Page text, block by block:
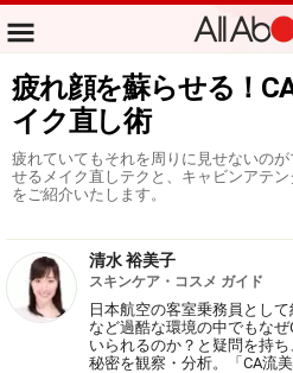
疲れ顔を蘇らせる！
イク直し術
疲れていてもそれを周りに見せないの
せるメイク直しテクと、キャビンアテ
をご紹介いたします。
清水 裕美子
スキンケア・コスメ ガイド
日本航空の客室乗務員とし
など過酷な環境の中でもな
いられるのか？と疑問を持
秘密を観察・分析。「CA流